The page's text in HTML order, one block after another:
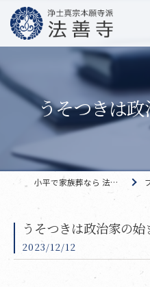
うそつきは
小平で家族葬なら 法善寺
うそつきは政治家の始
2023/12/12